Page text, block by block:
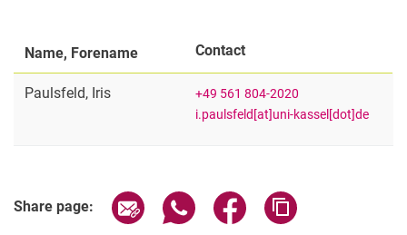
Name, Forename Contact
Paulsfeld, Iris
+49 561 804-2020
i.paulsfeld[at]uni-kassel[dot]de
Share page: Share page via email
Share page via WhatsApp
Share page via